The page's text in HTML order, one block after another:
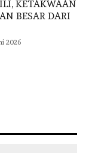
KETAKWAAN
BESAR DARI
2026